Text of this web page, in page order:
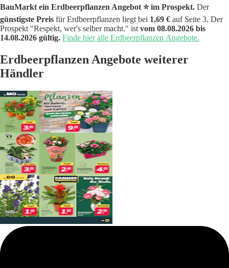
BauMarkt ein Erdbeerpflanzen Angebot ⭐️ im Prospekt. Der
günstigste Preis für Erdbeerpflanzen liegt bei 1,69 € auf Seite 3. Der
Prospekt "Respekt, wer's selber macht." ist vom 08.08.2026 bis
14.08.2026 gültig. Finde hier alle Erdbeerpflanzen Angebote.
Erdbeerpflanzen Angebote weiterer
Händler